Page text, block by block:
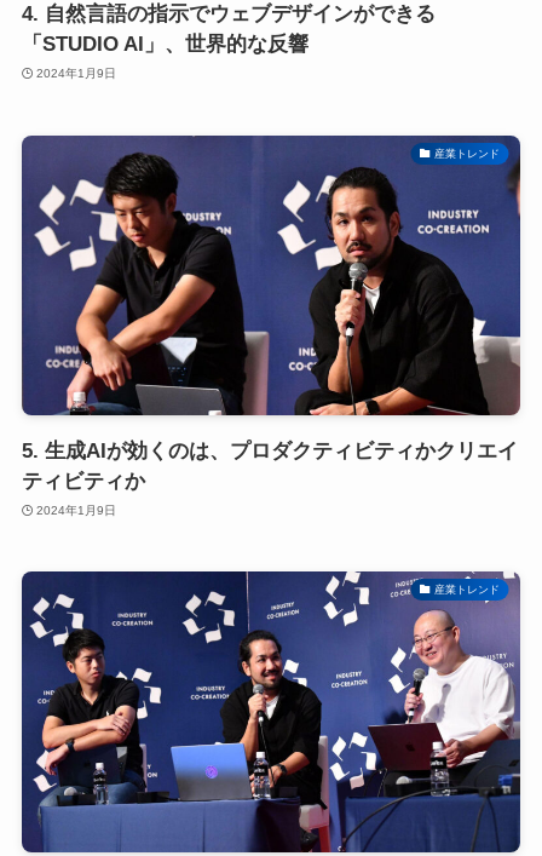
4. 自然言語の指示でウェブデザインができる
「STUDIO AI」、世界的な反響
2024年1月9日
産業トレンド
5. 生成AIが効くのは、プロダクティビティかクリエイ
ティビティか
2024年1月9日
産業トレンド